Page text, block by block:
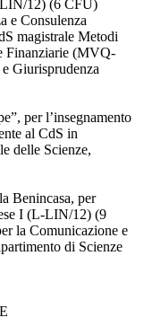
12) (6 CFU)
e Consulenza
magistrale Metodi
Finanziarie (MVQ-
Giurisprudenza
per l’insegnamento
al CdS in
delle Scienze,
Benincasa, per
I (L-LIN/12) (9
la Comunicazione e
di Scienze